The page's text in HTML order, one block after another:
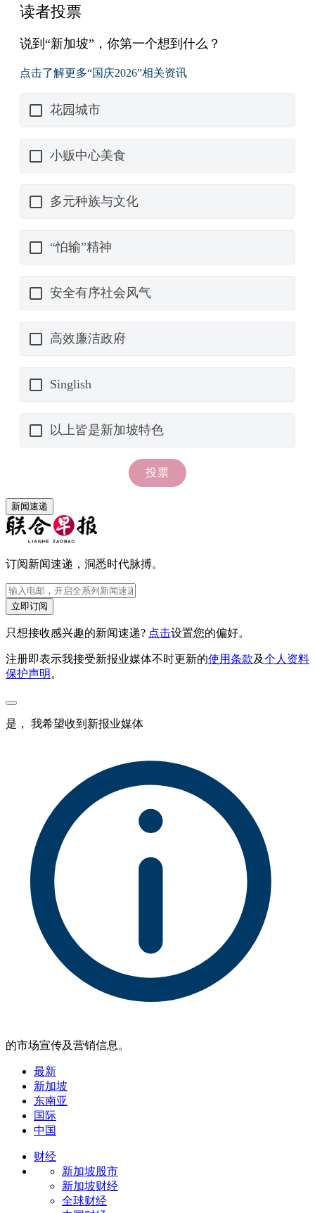
新闻速递
订阅新闻速递，洞悉时代脉搏。
立即订阅
只想接收感兴趣的新闻速递? 点击设置您的偏好。
注册即表示我接受新报业媒体不时更新的使用条款及个人资料
保护声明 。
是， 我希望收到新报业媒体
的市场宣传及营销信息。
最新
新加坡
东南亚
国际
中国
财经
新加坡股市
新加坡财经
全球财经